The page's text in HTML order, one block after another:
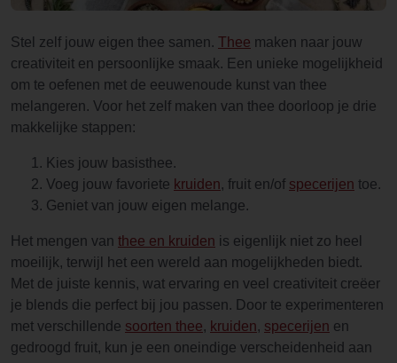
Stel zelf jouw eigen thee samen. Thee maken naar jouw
creativiteit en persoonlijke smaak. Een unieke mogelijkheid
om te oefenen met de eeuwenoude kunst van thee
melangeren. Voor het zelf maken van thee doorloop je drie
makkelijke stappen:
Kies jouw basisthee.
Voeg jouw favoriete kruiden, fruit en/of specerijen toe.
Geniet van jouw eigen melange.
Het mengen van thee en kruiden is eigenlijk niet zo heel
moeilijk, terwijl het een wereld aan mogelijkheden biedt.
Met de juiste kennis, wat ervaring en veel creativiteit creëer
je blends die perfect bij jou passen. Door te experimenteren
met verschillende soorten thee, kruiden, specerijen en
gedroogd fruit, kun je een oneindige verscheidenheid aan